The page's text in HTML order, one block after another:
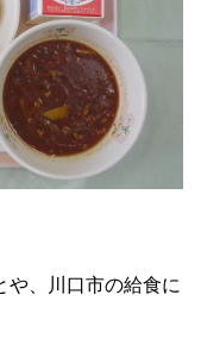
や、川口市の給食に